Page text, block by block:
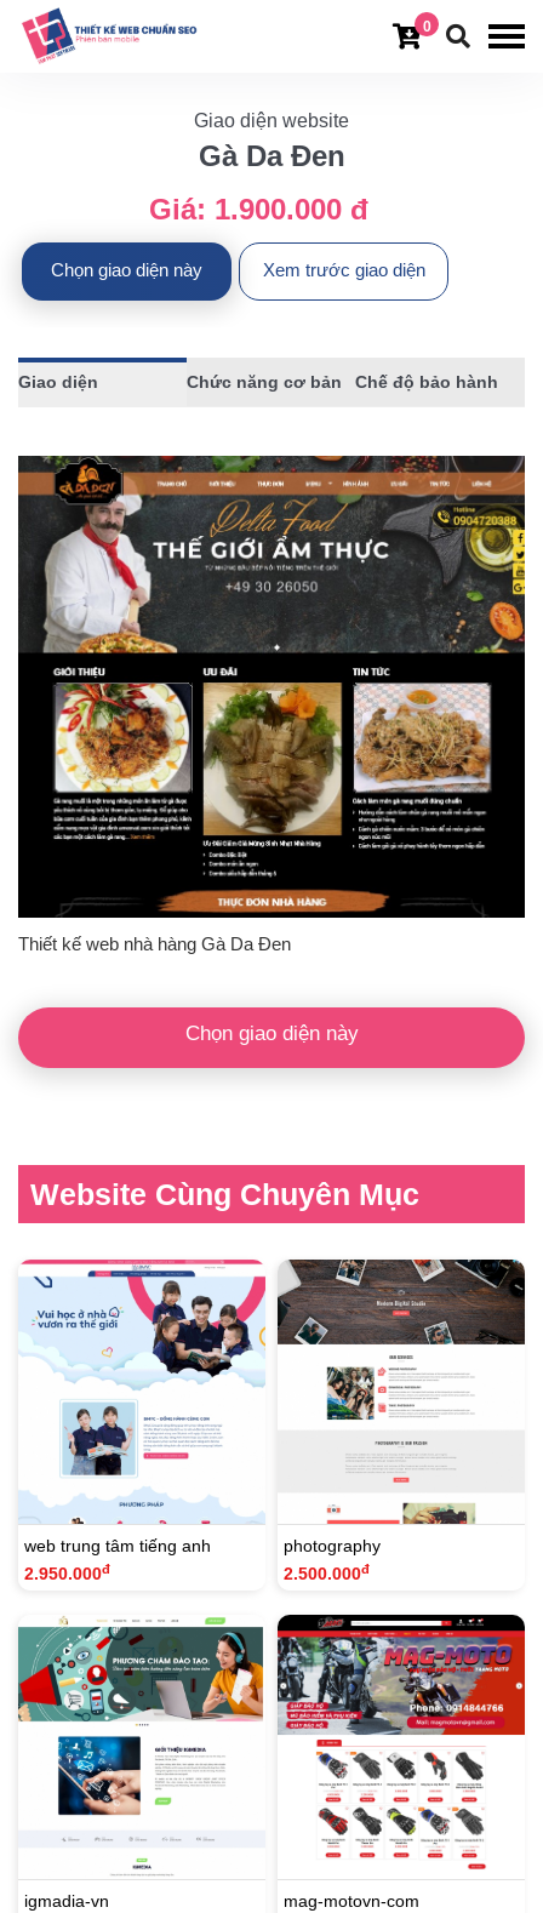
0
Giao diện website
Gà Da Đen
Giá: 1.900.000 đ
Chọn giao diện này Xem trước giao diện
Giao diện Chức năng cơ bản Chế độ bảo hành
Thiết kế web nhà hàng Gà Da Đen
Chọn giao diện này
Website Cùng Chuyên Mục
web trung tâm tiếng anh
2.950.000đ
photography
2.500.000đ
igmadia-vn
mag-motovn-com